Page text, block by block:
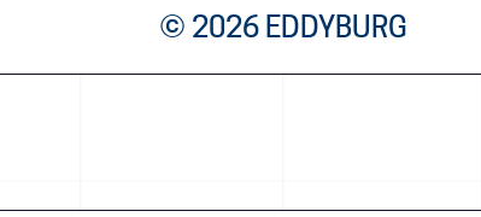
© 2026 EDDYBURG